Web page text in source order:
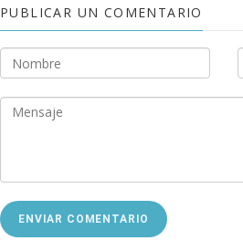
PUBLICAR UN COMENTARIO
ENVIAR COMENTARIO